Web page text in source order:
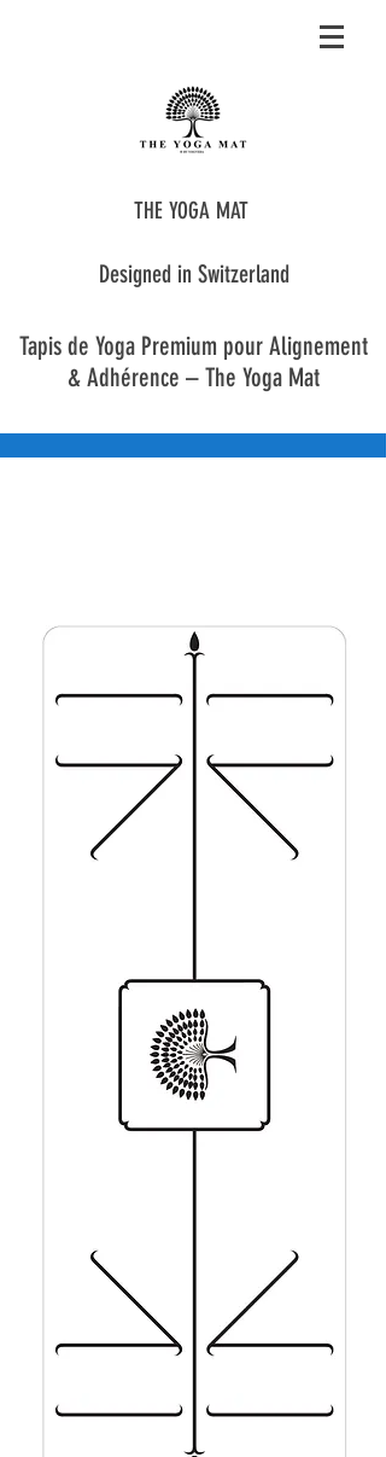
THE YOGA MAT
Designed in Switzerland
Tapis de Yoga Premium pour Alignement
& Adhérence – The Yoga Mat